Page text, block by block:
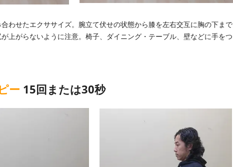
わせたエクササイズ。腕立て伏せの状態から膝を左右交互に胸の下まで
上がらないように注意。椅子、ダイニング・テーブル、壁などに手をつ
ー 15回または30秒